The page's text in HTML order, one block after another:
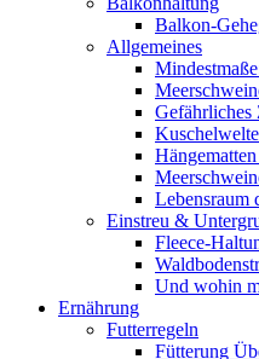
Balkon-
Allgemeines
Gefährliches
Lebensraum
Einstreu &
Fleece-
Und wohin
Ernährung
Futterregeln
Fütterung